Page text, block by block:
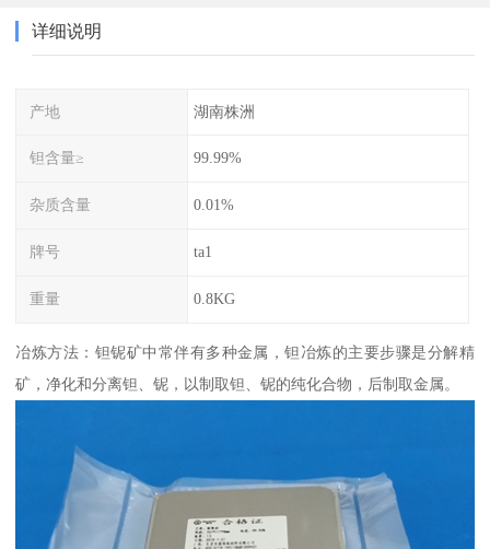
详细说明
产地 湖南株洲
钽含量≥ 99.99%
杂质含量 0.01%
牌号 ta1
重量 0.8KG
冶炼方法：钽铌矿中常伴有多种金属，钽冶炼的主要步骤是分解精
矿，净化和分离钽、铌，以制取钽、铌的纯化合物，后制取金属。